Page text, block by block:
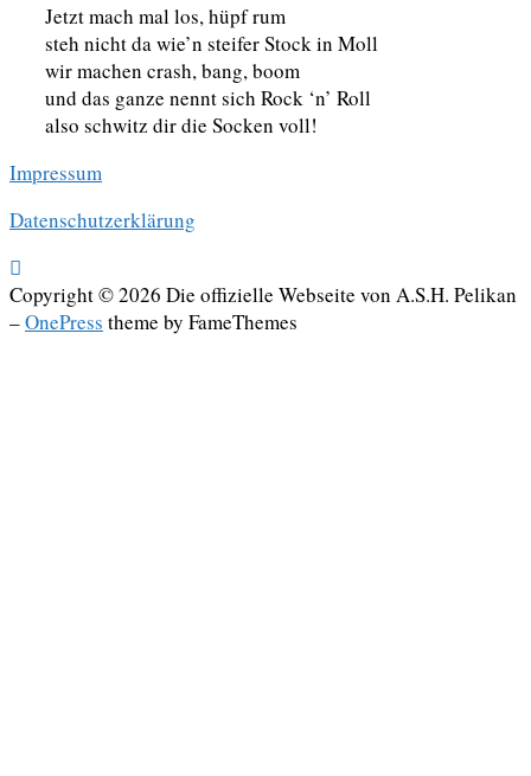
Jetzt mach mal los, hüpf rum
steh nicht da wie’n steifer Stock in Moll
wir machen crash, bang, boom
und das ganze nennt sich Rock ‘n’ Roll
also schwitz dir die Socken voll!
Impressum
Datenschutzerklärung
Copyright © 2026 Die offizielle Webseite von A.S.H. Pelikan
–OnePress theme by FameThemes